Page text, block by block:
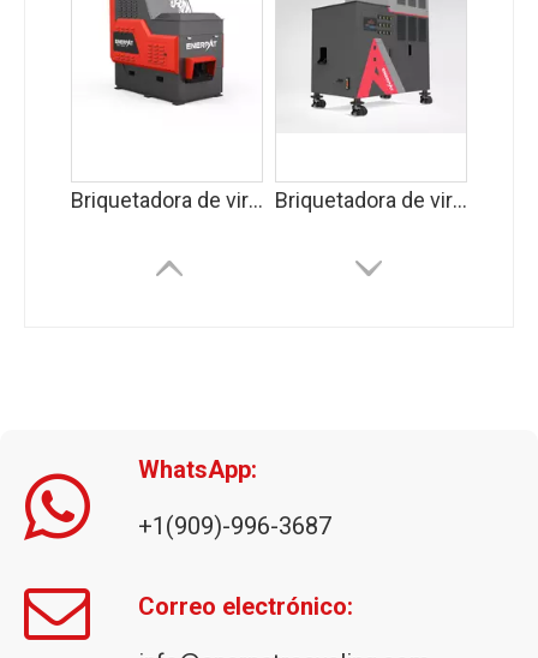
Briquetadora de virutas de metal (salida única) Briquetadora de virutas de metal (BM-S)
WhatsApp:
+1(909)-996-3687
Correo electrónico: